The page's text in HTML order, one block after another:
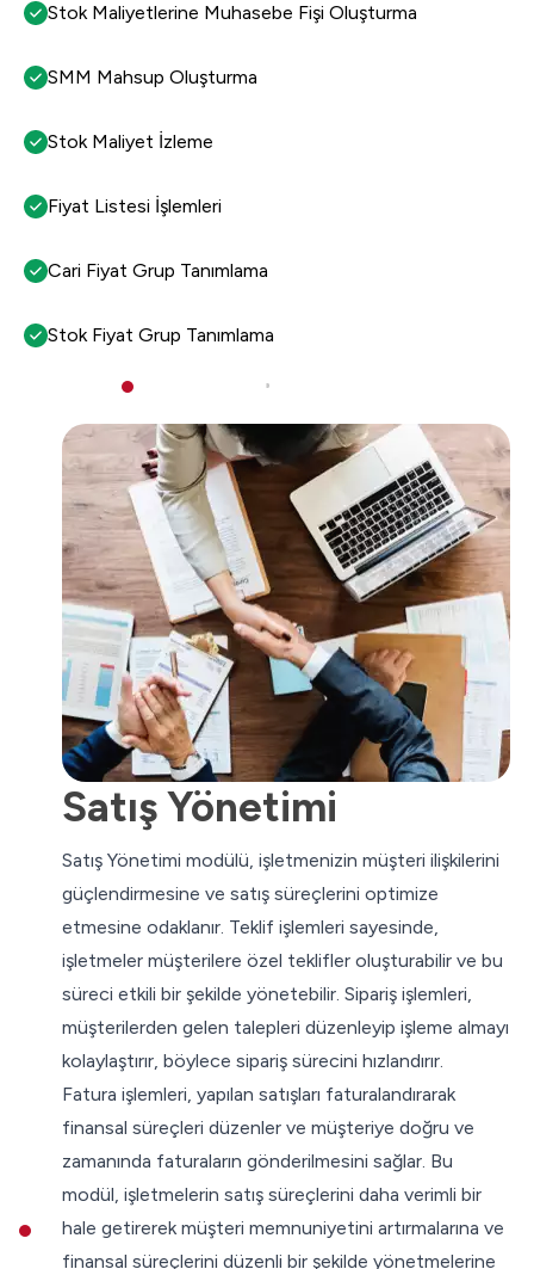
Stok Maliyetlerine Muhasebe Fişi Oluşturma
SMM Mahsup Oluşturma
Stok Maliyet İzleme
Fiyat Listesi İşlemleri
Cari Fiyat Grup Tanımlama
Stok Fiyat Grup Tanımlama
Satış Yönetimi
Satış Yönetimi modülü, işletmenizin müşteri ilişkilerini
güçlendirmesine ve satış süreçlerini optimize
etmesine odaklanır. Teklif işlemleri sayesinde,
işletmeler müşterilere özel teklifler oluşturabilir ve bu
süreci etkili bir şekilde yönetebilir. Sipariş işlemleri,
müşterilerden gelen talepleri düzenleyip işleme almayı
kolaylaştırır, böylece sipariş sürecini hızlandırır.
Fatura işlemleri, yapılan satışları faturalandırarak
finansal süreçleri düzenler ve müşteriye doğru ve
zamanında faturaların gönderilmesini sağlar. Bu
modül, işletmelerin satış süreçlerini daha verimli bir
hale getirerek müşteri memnuniyetini artırmalarına ve
finansal süreçlerini düzenli bir şekilde yönetmelerine